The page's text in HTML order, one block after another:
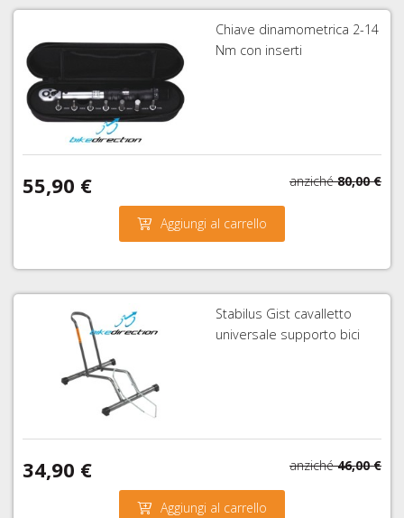
Chiave dinamometrica 2-14
Nm con inserti
55,90 € anziché 80,00 €
Aggiungi al carrello
Stabilus Gist cavalletto
universale supporto bici
34,90 € anziché 46,00 €
Aggiungi al carrello